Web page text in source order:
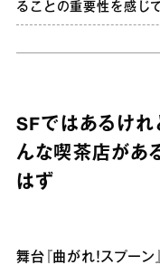
ることの重要性を感じ
SFではあるけれ
んな喫茶店があ
はず
舞台『曲がれ！スプー